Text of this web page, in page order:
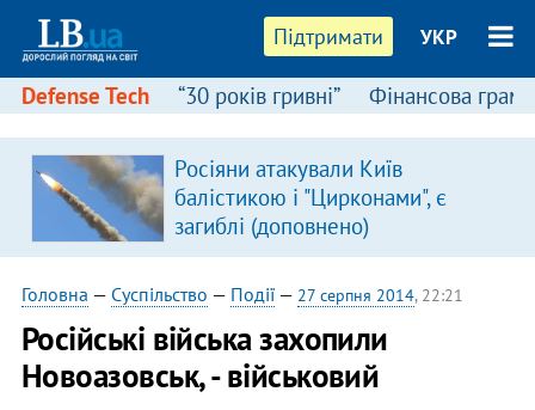
Підтримати УКР
Defense Tech “30 років гривні” Фінансова
Росіяни атакували Київ
балістикою і "Цирконами", є
загиблі (доповнено)
Головна — Суспільство — Події— 27 серпня 2014, 22:21
Російські війська захопили
Новоазовськ, - військовий